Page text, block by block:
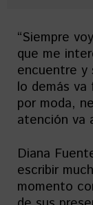
“Siempre
que me
encuentre y
lo demás va
por moda,
atención va
Diana
escribir
momento